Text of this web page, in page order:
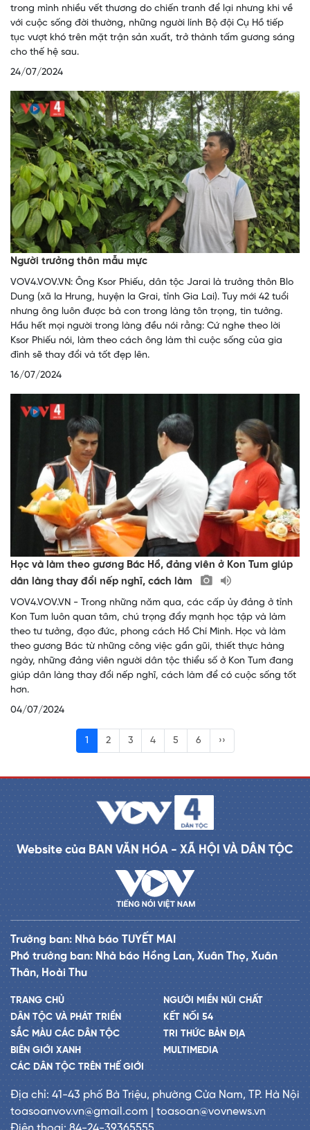
trong mình nhiều vết thương do chiến tranh để lại nhưng khi về
với cuộc sống đời thường, những người lính Bộ đội Cụ Hồ tiếp
tục vượt khó trên mặt trận sản xuất, trở thành tấm gương sáng
cho thế hệ sau.
24/07/2024
Người trưởng thôn mẫu mực
VOV4.VOV.VN: Ông Ksor Phiếu, dân tộc Jarai là trưởng thôn Blo
Dung (xã Ia Hrung, huyện Ia Grai, tỉnh Gia Lai). Tuy mới 42 tuổi
nhưng ông luôn được bà con trong làng tôn trọng, tin tưởng.
Hầu hết mọi người trong làng đều nói rằng: Cứ nghe theo lời
Ksor Phiếu nói, làm theo cách ông làm thì cuộc sống của gia
đình sẽ thay đổi và tốt đẹp lên.
16/07/2024
Học và làm theo gương Bác Hồ, đảng viên ở Kon Tum giúp
dân làng thay đổi nếp nghĩ, cách làm
VOV4.VOV.VN - Trong những năm qua, các cấp ủy đảng ở tỉnh
Kon Tum luôn quan tâm, chú trọng đẩy mạnh học tập và làm
theo tư tưởng, đạo đức, phong cách Hồ Chí Minh. Học và làm
theo gương Bác từ những công việc gần gũi, thiết thực hàng
ngày, những đảng viên người dân tộc thiểu số ở Kon Tum đang
giúp dân làng thay đổi nếp nghĩ, cách làm để có cuộc sống tốt
hơn.
04/07/2024
1 2 3 4 5 6 ››
Website của BAN VĂN HÓA - XÃ HỘI VÀ DÂN TỘC
Trưởng ban: Nhà báo TUYẾT MAI
Phó trưởng ban: Nhà báo Hồng Lan, Xuân Thọ, Xuân
Thân, Hoài Thu
TRANG CHỦ
DÂN TỘC VÀ PHÁT TRIỂN
SẮC MÀU CÁC DÂN TỘC
BIÊN GIỚI XANH
CÁC DÂN TỘC TRÊN THẾ GIỚI
NGƯỜI MIỀN NÚI CHẤT
KẾT NỐI 54
TRI THỨC BẢN ĐỊA
MULTIMEDIA
Địa chỉ: 41-43 phố Bà Triệu, phường Cửa Nam, TP. Hà Nội
toasoanvov.vn@gmail.com | toasoan@vovnews.vn